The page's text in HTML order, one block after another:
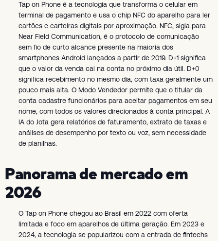
Tap on Phone é a tecnologia que transforma o celular em
terminal de pagamento e usa o chip NFC do aparelho para ler
cartões e carteiras digitais por aproximação. NFC, sigla para
Near Field Communication, é o protocolo de comunicação
sem fio de curto alcance presente na maioria dos
smartphones Android lançados a partir de 2019. D+1 significa
que o valor da venda cai na conta no próximo dia útil. D+0
significa recebimento no mesmo dia, com taxa geralmente um
pouco mais alta. O Modo Vendedor permite que o titular da
conta cadastre funcionários para aceitar pagamentos em seu
nome, com todos os valores direcionados à conta principal. A
IA do Jota gera relatórios de faturamento, extrato de taxas e
análises de desempenho por texto ou voz, sem necessidade
de planilhas.
Panorama de mercado em
2026
O Tap on Phone chegou ao Brasil em 2022 com oferta
limitada e foco em aparelhos de última geração. Em 2023 e
2024, a tecnologia se popularizou com a entrada de fintechs